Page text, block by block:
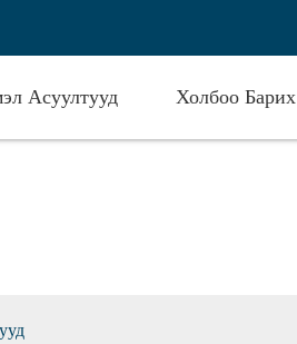
Асуултууд Холбоо Барих